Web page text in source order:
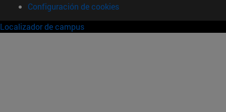
Configuración de cookies
Localizador de campus